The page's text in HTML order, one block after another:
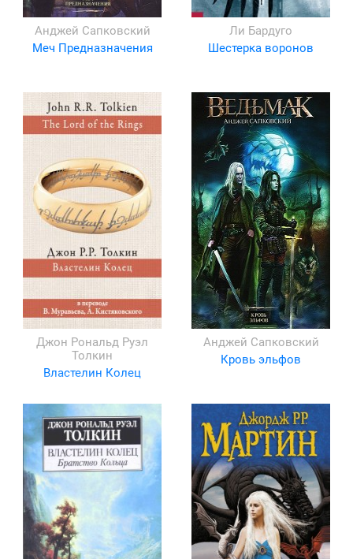
Анджей Сапковский
Меч Предназначения
Ли Бардуго
Шестерка воронов
Джон Рональд Руэл
Толкин
Властелин Колец
Анджей Сапковский
Кровь эльфов